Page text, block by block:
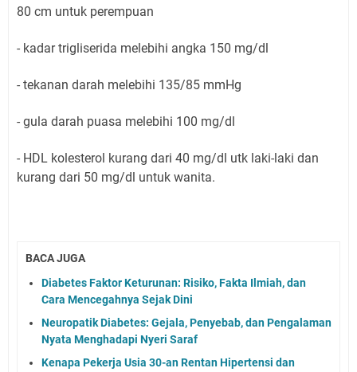
80 cm untuk perempuan
- kadar trigliserida melebihi angka 150 mg/dl
- tekanan darah melebihi 135/85 mmHg
- gula darah puasa melebihi 100 mg/dl
- HDL kolesterol kurang dari 40 mg/dl utk laki-laki dan
kurang dari 50 mg/dl untuk wanita.
BACA JUGA
Diabetes Faktor Keturunan: Risiko, Fakta Ilmiah, dan
Cara Mencegahnya Sejak Dini
Neuropatik Diabetes: Gejala, Penyebab, dan Pengalaman
Nyata Menghadapi Nyeri Saraf
Kenapa Pekerja Usia 30-an Rentan Hipertensi dan